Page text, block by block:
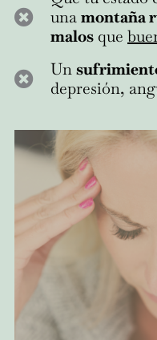
unamontaña
malos que
Un
depresión,